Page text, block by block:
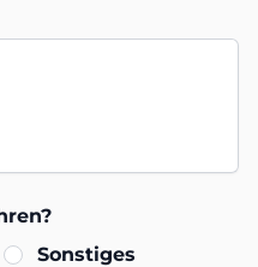
Sonstiges